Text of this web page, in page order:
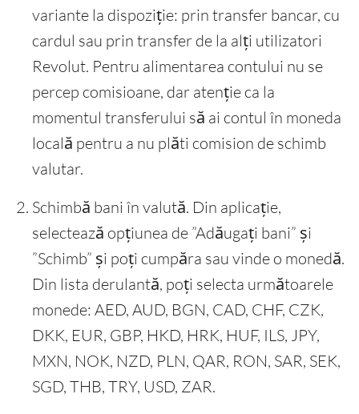
variante la dispoziție: prin transfer bancar, cu
cardul sau prin transfer de la alți utilizatori
Revolut. Pentru alimentarea contului nu se
percep comisioane, dar atenție ca la
momentul transferului să ai contul în moneda
locală pentru a nu plăti comision de schimb
valutar.
Schimbă bani în valută. Din aplicație,
selectează opțiunea de ”Adăugați bani” și
”Schimb” și poți cumpăra sau vinde o monedă.
Din lista derulantă, poți selecta următoarele
monede: AED, AUD, BGN, CAD, CHF, CZK,
DKK, EUR, GBP, HKD, HRK, HUF, ILS, JPY,
MXN, NOK, NZD, PLN, QAR, RON, SAR, SEK,
SGD, THB, TRY, USD, ZAR.